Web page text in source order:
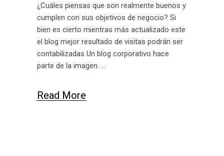
¿Cuáles piensas que son realmente buenos y
cumplen con sus objetivos de negocio? Si
bien es cierto mientras más actualizado este
el blog mejor resultado de visitas podrán ser
contabilizadas Un blog corporativo hace
parte de la imagen.
Read More